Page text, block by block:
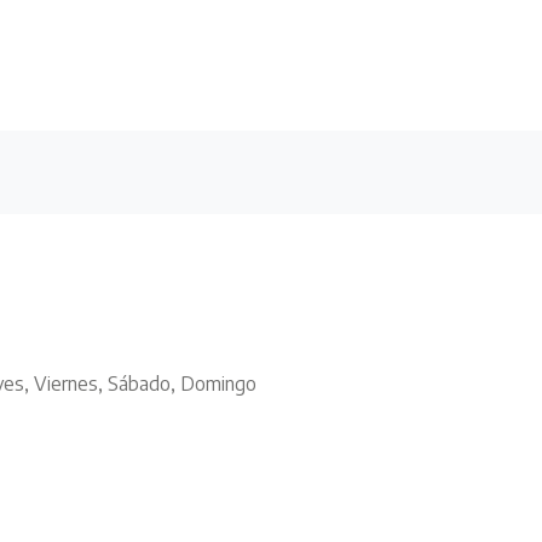
Viernes, Sábado, Domingo